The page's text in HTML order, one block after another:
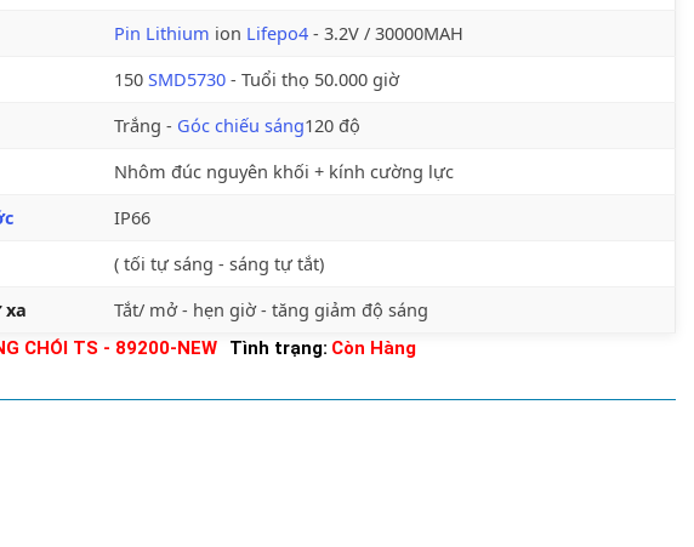
Pin Lithium ion Lifepo4- 3.2V / 30000MAH
150 SMD5730- Tuổi thọ 50.000 giờ
Trắng - Góc chiếu sáng120 độ
Nhôm đúc nguyên khối + kính cường lực
IP66
( tối tự sáng - sáng tự tắt)
Tắt/ mở - hẹn giờ - tăng giảm độ sáng
CHÓI TS - 89200-NEW Tình trạng: Còn Hàng